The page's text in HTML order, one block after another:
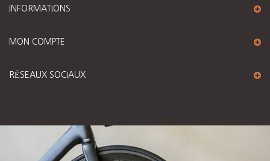
INFORMATIONS
MON COMPTE
RÉSEAUX SOCIAUX